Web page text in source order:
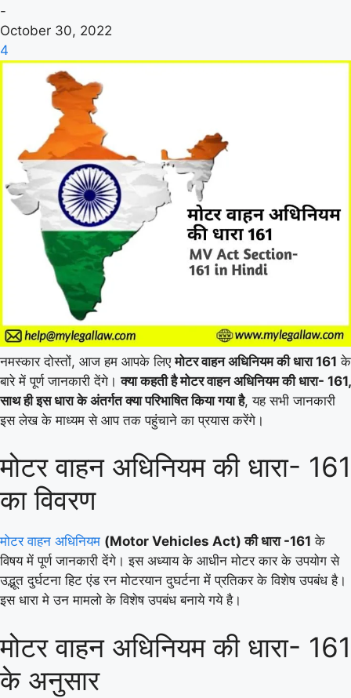
-
October 30, 2022
4
नमस्कार दोस्तों, आज हम आपके लिएमोटर वाहन अधिनियम की धारा 161 के
बारे में पूर्ण जानकारी देंगे।क्या कहती है मोटर वाहन अधिनियम की धारा- 161,
साथ ही इस धारा के अंतर्गत क्या परिभाषित किया गया है, यह सभी जानकारी
इस लेख के माध्यम से आप तक पहुंचाने का प्रयास करेंगे।
मोटर वाहन अधिनियम की धारा- 161
का विवरण
मोटर वाहन अधिनियम (Motor Vehicles Act) की धारा -161 के
विषय में पूर्ण जानकारी देंगे। इस अध्याय के आधीन मोटर कार के उपयोग से
उद्भूत दुर्घटना हिट एंड रन मोटरयान दुघर्टना में प्रतिकर के विशेष उपबंध है।
इस धारा मे उन मामलो के विशेष उपबंध बनाये गये है।
मोटर वाहन अधिनियम की धारा- 161
के अनुसार